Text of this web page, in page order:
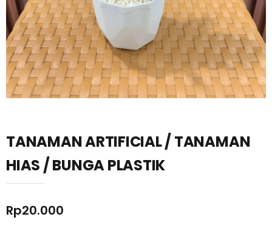
TANAMAN ARTIFICIAL / TANAMAN
HIAS / BUNGA PLASTIK
Rp20.000